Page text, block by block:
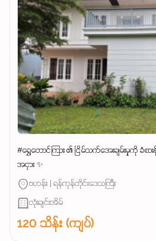
#ရွှေတောင်ကြား ၏ ငြိမ်သက်အေးချမ်းမှုကို ခံစ
အငှား ✨
ဗဟန်း | ရန်ကုန်တိုင်းဒေသကြီး
လုံးချင်းအိမ်
120 သိန်း (ကျပ်)